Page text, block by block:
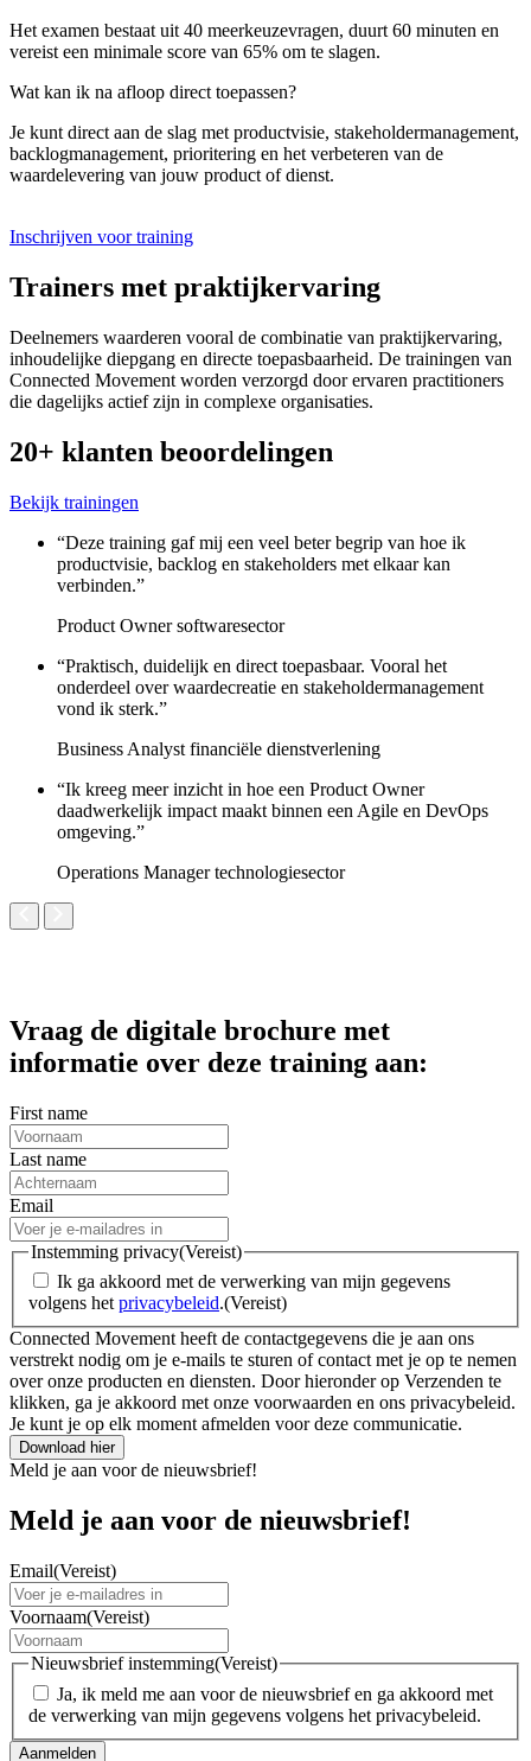
Het examen bestaat uit 40 meerkeuzevragen, duurt 60 minuten en
vereist een minimale score van 65% om te slagen.
Wat kan ik na afloop direct toepassen?
Je kunt direct aan de slag met productvisie, stakeholdermanagement,
backlogmanagement, prioritering en het verbeteren van de
waardelevering van jouw product of dienst.
Inschrijven voor training
Trainers met praktijkervaring
Deelnemers waarderen vooral de combinatie van praktijkervaring,
inhoudelijke diepgang en directe toepasbaarheid. De trainingen van
Connected Movement worden verzorgd door ervaren practitioners
die dagelijks actief zijn in complexe organisaties.
20+ klanten beoordelingen
Bekijk trainingen
“Deze training gaf mij een veel beter begrip van hoe ik
productvisie, backlog en stakeholders met elkaar kan
verbinden.”
Product Owner softwaresector
“Praktisch, duidelijk en direct toepasbaar. Vooral het
onderdeel over waardecreatie en stakeholdermanagement
vond ik sterk.”
Business Analyst financiële dienstverlening
“Ik kreeg meer inzicht in hoe een Product Owner
daadwerkelijk impact maakt binnen een Agile en DevOps
omgeving.”
Operations Manager technologiesector
Vraag de digitale brochure met
informatie over deze training aan:
First name
Last name
Email
Instemming privacy(Vereist)
Ik ga akkoord met de verwerking van mijn gegevens
volgens het privacybeleid.(Vereist)
Connected Movement heeft de contactgegevens die je aan ons
verstrekt nodig om je e-mails te sturen of contact met je op te nemen
over onze producten en diensten. Door hieronder op Verzenden te
klikken, ga je akkoord met onze voorwaarden en ons privacybeleid.
Je kunt je op elk moment afmelden voor deze communicatie.
Meld je aan voor de nieuwsbrief!
Meld je aan voor de nieuwsbrief!
Email(Vereist)
Voornaam(Vereist)
Nieuwsbrief instemming(Vereist)
Ja, ik meld me aan voor de nieuwsbrief en ga akkoord met
de verwerking van mijn gegevens volgens het privacybeleid.